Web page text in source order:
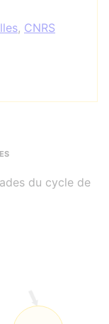
, CNRS
du cycle de